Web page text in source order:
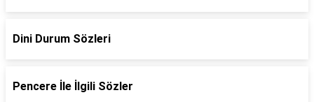
Dini Durum Sözleri
Pencere İle İlgili Sözler